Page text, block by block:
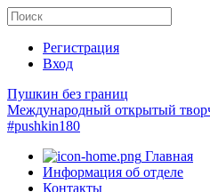
Регистрация
Вход
Пушкин без границ
Международный открытый
#pushkin180
Главная
Информация об отделе
Контакты